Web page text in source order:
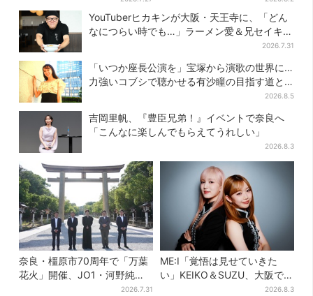
特番で“本音”
ターたるもの」
YouTuberヒカキンが大阪・天王寺に、「どん
なにつらい時でも…」ラーメン愛＆兄セイキン
2026.7.31
「いつか座長公演を」宝塚から演歌の世界に…
力強いコブシで聴かせる有沙瞳の目指す道と
2026.8.5
吉岡里帆、『豊臣兄弟！』イベントで奈良へ
「こんなに楽しんでもらえてうれしい」
2026.8.3
奈良・橿原市70周年で「万葉
花火」開催、JO1・河野純喜
がアンバサダーに…グループ
2026.7.31
ME:I「覚悟は見せていきた
い」KEIKO＆SUZU、大阪で語
る…“日プ女子”からの3年間2026.8.3